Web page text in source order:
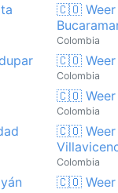
🇨🇴 Weer
Colombia
🇨🇴 Weer
Colombia
🇨🇴 Weer
Colombia
🇨🇴 Weer
Colombia
🇨🇴 Weer